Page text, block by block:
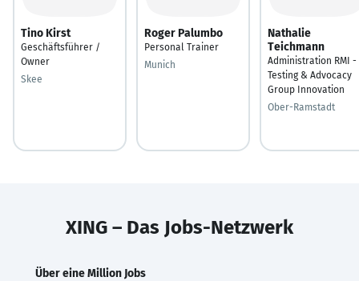
Tino Kirst
Geschäftsführer /
Owner
Skee
Roger Palumbo
Personal Trainer
Munich
Nathalie
Teichmann
Administration RMI -
Testing & Advocacy
Group Innovation
Ober-Ramstadt
XING – Das Jobs-Netzwerk
Über eine Million Jobs